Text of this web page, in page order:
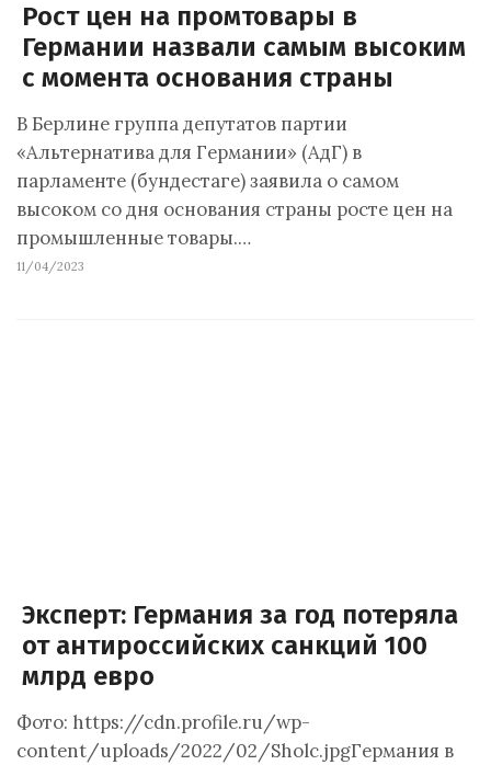
Рост цен на промтовары в
Германии назвали самым высоким
с момента основания страны
В Берлине группа депутатов партии
«Альтернатива для Германии» (АдГ) в
парламенте (бундестаге) заявила о самом
высоком со дня основания страны росте цен на
промышленные товары.…
11/04/2023
Эксперт: Германия за год потеряла
от антироссийских санкций 100
млрд евро
Фото: https://cdn.profile.ru/wp-
content/uploads/2022/02/Sholc.jpgГермания в